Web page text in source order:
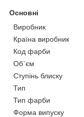
Основні
Виробник
Країна виробник
Код фарби
Об`єм
Ступінь блиску
Тип
Тип фарби
Форма випуску